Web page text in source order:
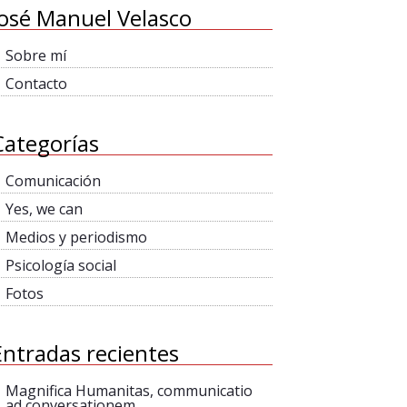
Manuel Velasco
Sobre mí
Contacto
Comunicación
Yes, we can
Medios y periodismo
Psicología social
Fotos
recientes
Magnifica Humanitas, communicatio